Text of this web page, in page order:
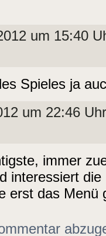
um 15:40
Spieles ja
um 22:46
immer
interessiert
erst das Menü